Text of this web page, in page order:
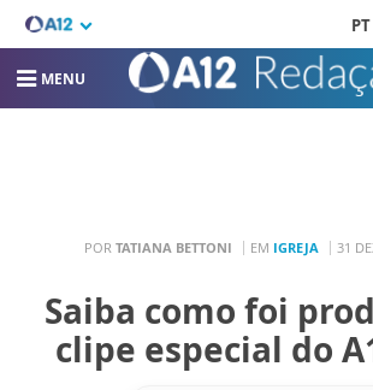
PT
MENU
POR TATIANA BETTONI EM IGREJA 31
Saiba como foi
clipe especial do